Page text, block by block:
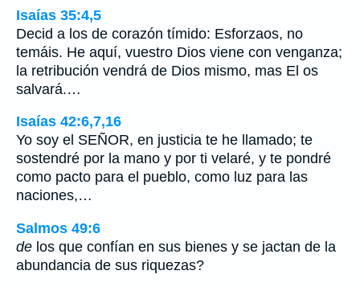
Isaías 35:4,5
Decid a los de corazón tímido: Esforzaos, no
temáis. He aquí, vuestro Dios viene con venganza;
la retribución vendrá de Dios mismo, mas El os
salvará.…
Isaías 42:6,7,16
Yo soy el SEÑOR, en justicia te he llamado; te
sostendré por la mano y por ti velaré, y te pondré
como pacto para el pueblo, como luz para las
naciones,…
Salmos 49:6
de los que confían en sus bienes y se jactan de la
abundancia de sus riquezas?